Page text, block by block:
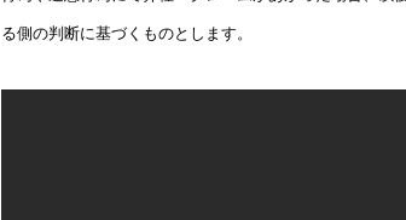
る側の判断に基づくものとします。